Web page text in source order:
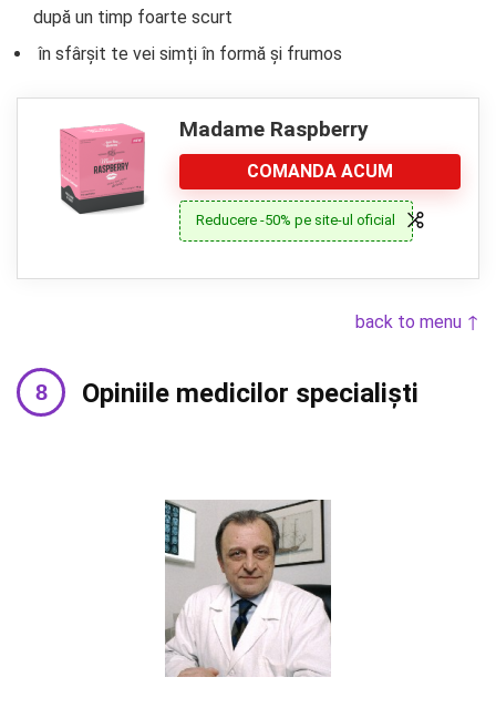
după un timp foarte scurt
în sfârșit te vei simți în formă și frumos
Madame Raspberry
COMANDA ACUM
Reducere -50% pe site-ul oficial
back to menu ↑
Opiniile medicilor specialiști